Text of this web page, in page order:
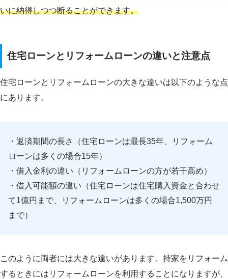
いに納得しつつ断ることができます。
住宅ローンとリフォームローンの違いと注意点
住宅ローンとリフォームローンの大きな違いは以下のような点
にあります。
・返済期間の長さ（住宅ローンは最長35年、リフォーム
ローンは多くの場合15年）
・借入金利の違い（リフォームローンの方が若干高め）
・借入可能額の違い（住宅ローンは住宅購入資金と合わせ
て1億円まで、リフォームローンは多くの場合1,500万円
まで）
このように両者には大きな違いがあります。持家をリフォーム
するときにはリフォームローンを利用することになりますが、